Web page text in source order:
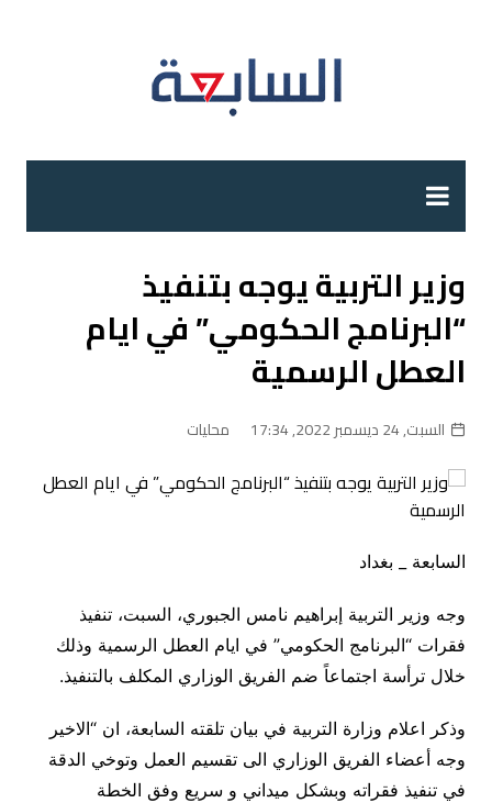
وزير التربية يوجه بتنفيذ
“البرنامج الحكومي” في ايام
العطل الرسمية
السبت, 24 ديسمبر 2022, 17:34 محليات
السابعة _ بغداد
وجه وزير التربية إبراهيم نامس الجبوري، السبت، تنفيذ
فقرات “البرنامج الحكومي” في ايام العطل الرسمية وذلك
خلال ترأسة اجتماعاً ضم الفريق الوزاري المكلف بالتنفيذ.
وذكر اعلام وزارة التربية في بيان تلقته السابعة، ان “الاخير
وجه أعضاء الفريق الوزاري الى تقسيم العمل وتوخي الدقة
في تنفيذ فقراته وبشكل ميداني و سريع وفق الخطة